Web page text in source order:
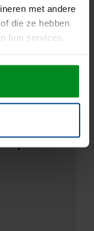
met andere
die ze hebben
hun services.
je ICT-